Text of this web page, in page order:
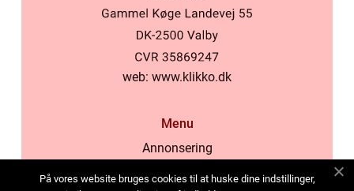
web: www.klikko.dk
Menu
Annonsering
På vores website bruges cookies til at huske dine indstillinger,